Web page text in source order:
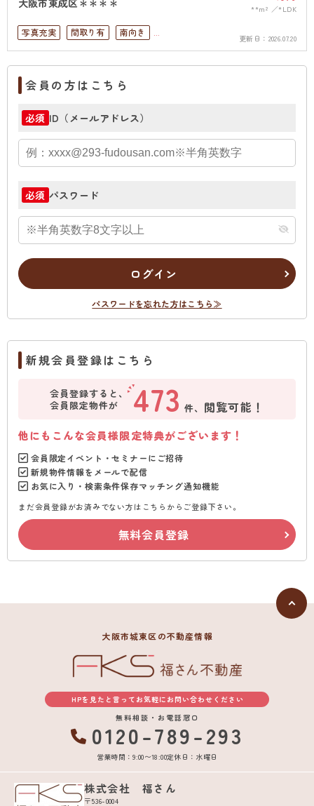
大阪市東成区＊＊＊＊ **m² *LDK
写真充実 間取り有
南向き
リフォーム済
駅徒歩10分以内
ペット可
4LDK以上
南面バルコニー
オートロック
上下水道完備
角部屋
更新日： 2026.07.20
会員の方はこちら
必須 ID（メールアドレス）
必須 パスワード
ログイン
パスワードを忘れた方はこちら≫
新規会員登録はこちら
会員登録すると、
会員限定物件が
473 件、 閲覧可能！
他にもこんな会員様限定特典がございます！
会員限定イベント・セミナーにご招待
新規物件情報をメールで配信
お気に入り・検索条件保存マッチング通知機能
まだ会員登録がお済みでない方はこちらからご登録下さい。
無料会員登録
大阪市城東区の不動産情報
HPを見たと言ってお気軽にお問い合わせください
無料相談・お電話窓口
0120-789-293
営業時間：9:00〜18:00定休日：水曜日
株式会社 福さん
〒536-0004